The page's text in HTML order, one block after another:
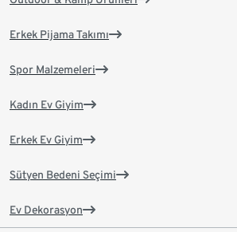
Erkek Pijama Takımı
Spor Malzemeleri
Kadın Ev Giyim
Erkek Ev Giyim
Sütyen Bedeni Seçimi
Ev Dekorasyon